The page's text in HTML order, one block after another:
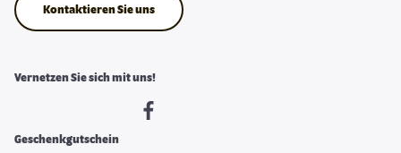
Kontaktieren Sie uns
Vernetzen Sie sich mit uns!
Geschenkgutschein